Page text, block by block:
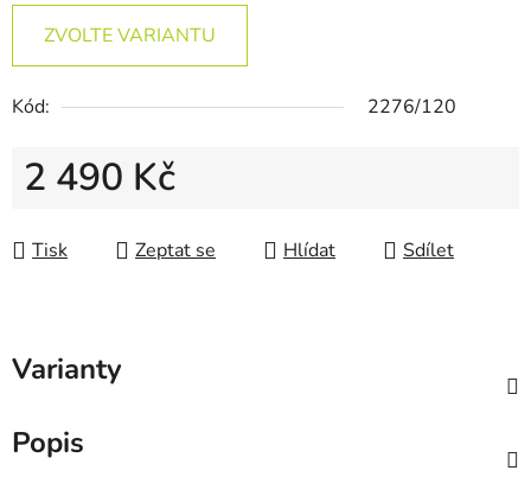
ZVOLTE VARIANTU
Kód: 2276/120
2 490 Kč
Tisk
Zeptat se Hlídat Sdílet
Varianty
Popis